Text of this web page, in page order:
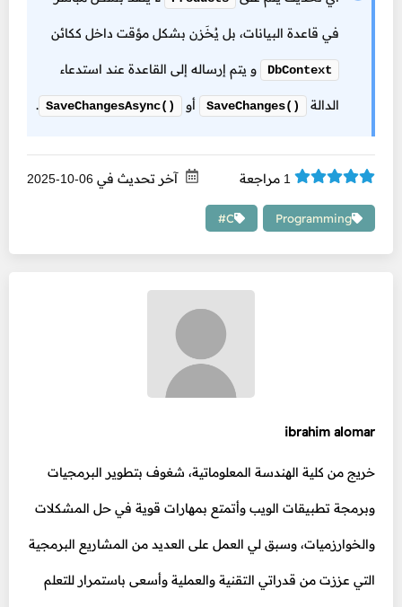
في قاعدة البيانات، بل يُخَزن بشكل مؤقت داخل ككائن
DbContext و يتم إرساله إلى القاعدة عند استدعاء
الدالة SaveChanges() أو SaveChangesAsync()
.
1 مراجعة آخر تحديث في 06-10-2025
Programming
C#
ibrahim alomar
خريج من كلية الهندسة المعلوماتية، شغوف بتطوير البرمجيات
وبرمجة تطبيقات الويب وأتمتع بمهارات قوية في حل المشكلات
والخوارزميات، وسبق لي العمل على العديد من المشاريع البرمجية
التي عززت من قدراتي التقنية والعملية وأسعى باستمرار للتعلم